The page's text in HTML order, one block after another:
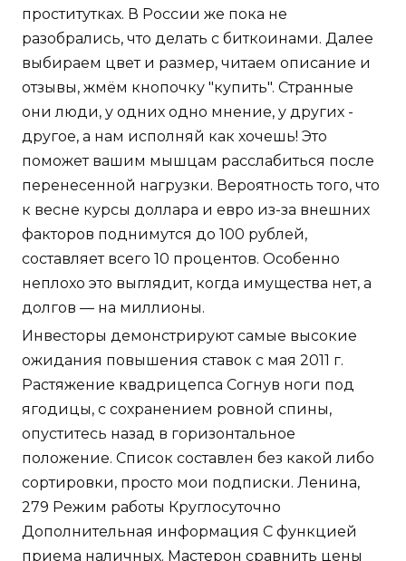
проститутках. В России же пока не
разобрались, что делать с биткоинами. Далее
выбираем цвет и размер, читаем описание и
отзывы, жмём кнопочку "купить". Странные
они люди, у одних одно мнение, у других -
другое, а нам исполняй как хочешь! Это
поможет вашим мышцам расслабиться после
перенесенной нагрузки. Вероятность того, что
к весне курсы доллара и евро из-за внешних
факторов поднимутся до 100 рублей,
составляет всего 10 процентов. Особенно
неплохо это выглядит, когда имущества нет, а
долгов — на миллионы.
Инвесторы демонстрируют самые высокие
ожидания повышения ставок с мая 2011 г.
Растяжение квадрицепса Согнув ноги под
ягодицы, с сохранением ровной спины,
опуститесь назад в горизонтальное
положение. Список составлен без какой либо
сортировки, просто мои подписки. Ленина,
279 Режим работы Круглосуточно
Дополнительная информация С функцией
приема наличных. Мастерон сравнить цены